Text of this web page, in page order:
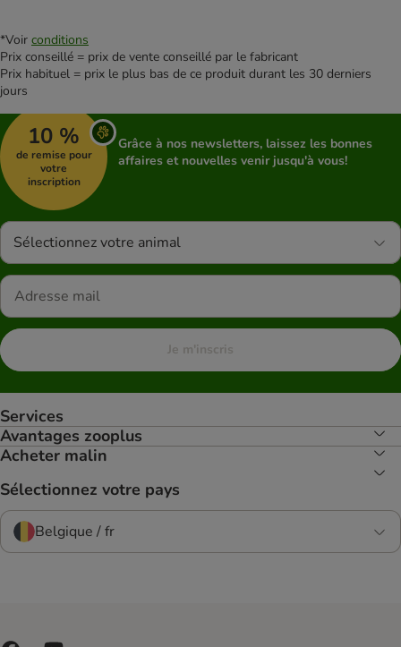
*Voir conditions
Prix conseillé = prix de vente conseillé par le fabricant
Prix habituel = prix le plus bas de ce produit durant les 30 derniers
jours
10 %
de remise pour
votre
inscription
Grâce à nos newsletters, laissez les bonnes
affaires et nouvelles venir jusqu'à vous!
Sélectionnez votre animal
Je m'inscris
Services
Avantages zooplus
Acheter malin
Sélectionnez votre pays
Belgique / fr